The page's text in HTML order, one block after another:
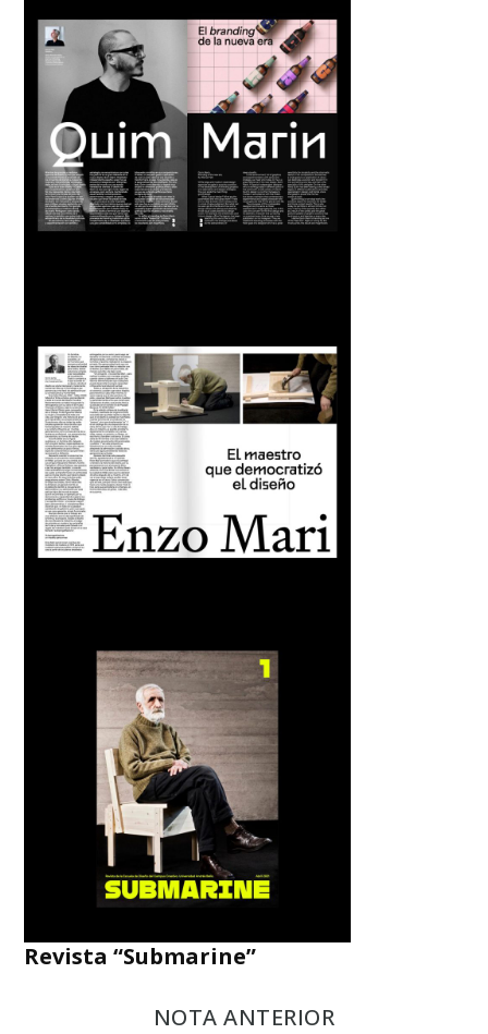
Revista “Submarine”
NOTA ANTERIOR